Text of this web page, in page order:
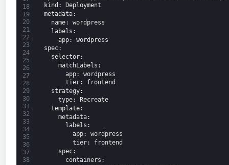
18
19
20
21
22
23
24
25
26
27
28
29
30
31
32
33
34
35
36
37
38
kind : Deployment
metadata:
name: wordpress
labels :
app: wordpress
spec:
selector:
matchLabels :
app: wordpress
tier: frontend
strategy:
type: Recreate
template:
metadata:
labels :
app: wordpress
tier: frontend
spec:
containers :